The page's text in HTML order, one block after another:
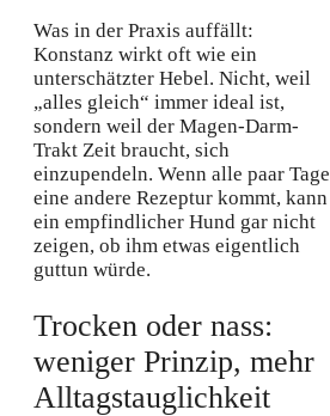
Was in der Praxis auffällt:
Konstanz wirkt oft wie ein
unterschätzter Hebel. Nicht, weil
„alles gleich“ immer ideal ist,
sondern weil der Magen-Darm-
Trakt Zeit braucht, sich
einzupendeln. Wenn alle paar Tage
eine andere Rezeptur kommt, kann
ein empfindlicher Hund gar nicht
zeigen, ob ihm etwas eigentlich
guttun würde.
Trocken oder nass:
weniger Prinzip, mehr
Alltagstauglichkeit